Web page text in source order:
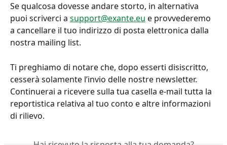
Se qualcosa dovesse andare storto, in alternativa
puoi scriverci a support@exante.eu e provvederemo
a cancellare il tuo indirizzo di posta elettronica dalla
nostra mailing list.
Ti preghiamo di notare che, dopo esserti disiscritto,
cesserà solamente l’invio delle nostre newsletter.
Continuerai a ricevere sulla tua casella e-mail tutta la
reportistica relativa al tuo conto e altre informazioni
di rilievo.